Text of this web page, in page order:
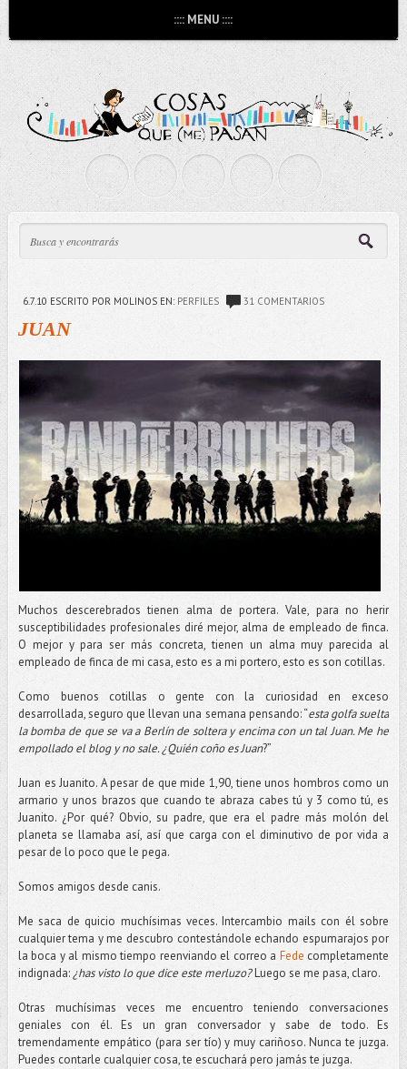
:::: MENU ::::
6.7.10 ESCRITO POR MOLINOS EN: PERFILES 31 COMENTARIOS
JUAN
Muchos descerebrados tienen alma de portera. Vale, para no herir
susceptibilidades profesionales diré mejor, alma de empleado de finca.
O mejor y para ser más concreta, tienen un alma muy parecida al
empleado de finca de mi casa, esto es a mi portero, esto es son cotillas.
Como buenos cotillas o gente con la curiosidad en exceso
desarrollada, seguro que llevan una semana pensando: “esta golfa suelta
la bomba de que se va a Berlín de soltera y encima con un tal Juan. Me he
empollado el blog y no sale. ¿Quién coño es Juan?”
Juan es Juanito. A pesar de que mide 1,90, tiene unos hombros como un
armario y unos brazos que cuando te abraza cabes tú y 3 como tú, es
Juanito. ¿Por qué? Obvio, su padre, que era el padre más molón del
planeta se llamaba así, así que carga con el diminutivo de por vida a
pesar de lo poco que le pega.
Somos amigos desde canis.
Me saca de quicio muchísimas veces. Intercambio mails con él sobre
cualquier tema y me descubro contestándole echando espumarajos por
la boca y al mismo tiempo reenviando el correo a Fede completamente
indignada:¿has visto lo que dice este merluzo?Luego se me pasa, claro.
Otras muchísimas veces me encuentro teniendo conversaciones
geniales con él. Es un gran conversador y sabe de todo. Es
tremendamente empático (para ser tío) y muy cariñoso. Nunca te juzga.
Puedes contarle cualquier cosa, te escuchará pero jamás te juzga.